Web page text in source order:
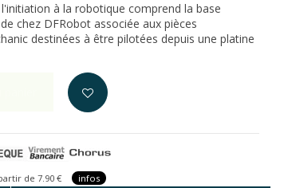
à la robotique comprend la base
chez DFRobot associée aux pièces
destinées à être pilotées depuis une platine
de 7.90 € infos